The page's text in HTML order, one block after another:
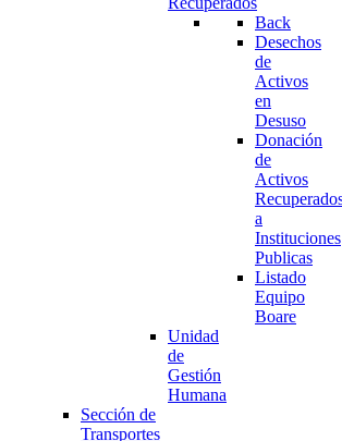
Back
Desechos
de
Activos
en
Desuso
Donación
de
Activos
a
Instituciones
Publicas
Listado
Equipo
Boare
Unidad
de
Gestión
Humana
Sección de
Transportes